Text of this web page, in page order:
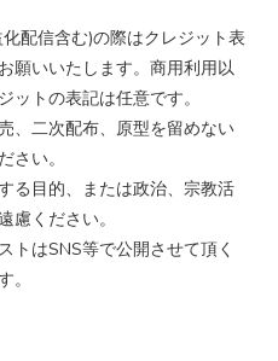
化配信含む)の際はクレジット表
願いいたします。商用利用以
ットの表記は任意です。
、二次配布、原型を留めない
さい。
る目的、または政治、宗教活
慮ください。
トはSNS等で公開させて頂く
。